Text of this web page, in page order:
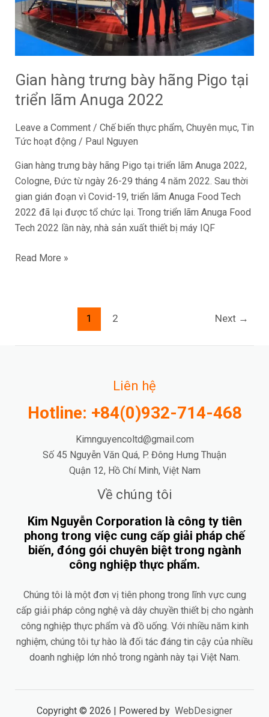
Gian hàng trưng bày hãng Pigo tại
triển lãm Anuga 2022
Leave a Comment / Chế biến thực phẩm, Chuyên mục, Tin
Tức hoạt động / Paul Nguyen
Gian hàng trưng bày hãng Pigo tại triển lãm Anuga 2022,
Cologne, Đức từ ngày 26-29 tháng 4 năm 2022. Sau thời
gian gián đoạn vì Covid-19, triển lãm Anuga Food Tech
2022 đã lại được tổ chức lại. Trong triển lãm Anuga Food
Tech 2022 lần này, nhà sản xuất thiết bị máy IQF
tại
triển
lãm
Anuga
Read More »
1 2 Next →
Liên hệ
Hotline: +84(0)932-714-468
Kimnguyencoltd@gmail.com
Số 45 Nguyễn Văn Quá, P. Đông Hưng Thuận
Quận 12, Hồ Chí Minh, Việt Nam
Về chúng tôi
Kim Nguyễn Corporation là công ty tiên
phong trong việc cung cấp giải pháp chế
biến, đóng gói chuyên biệt trong ngành
công nghiệp thực phẩm.
Chúng tôi là một đơn vị tiên phong trong lĩnh vực cung
cấp giải pháp công nghệ và dây chuyền thiết bị cho ngành
công nghiệp thực phẩm và đồ uống. Với nhiều năm kinh
nghiệm, chúng tôi tự hào là đối tác đáng tin cậy của nhiều
doanh nghiệp lớn nhỏ trong ngành này tại Việt Nam.
Copyright © 2026 | Powered by WebDesigner